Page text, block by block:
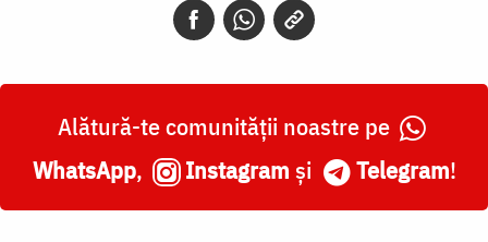
Alătură-te comunității noastre pe
WhatsApp, Instagram și Telegram!